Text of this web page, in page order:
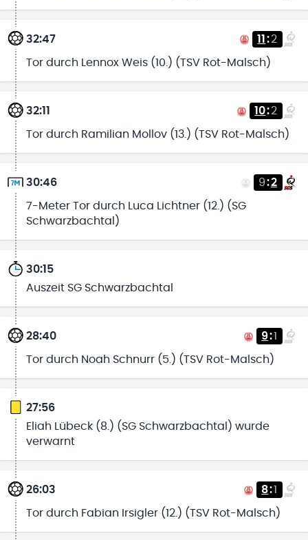
32:47 11 :2
Tor durch Lennox Weis (10.) (TSV Rot-Malsch)
32:11 10:2
Tor durch Ramilian Mollov (13.) (TSV Rot-Malsch)
30:46 9:2
7-Meter Tor durch Luca Lichtner (12.) (SG
Schwarzbachtal)
30:15
Auszeit SG Schwarzbachtal
28:40 9:1
Tor durch Noah Schnurr (5.) (TSV Rot-Malsch)
27:56
Eliah Lübeck (8.) (SG Schwarzbachtal) wurde
verwarnt
26:03 8:1
Tor durch Fabian Irsigler (12.) (TSV Rot-Malsch)